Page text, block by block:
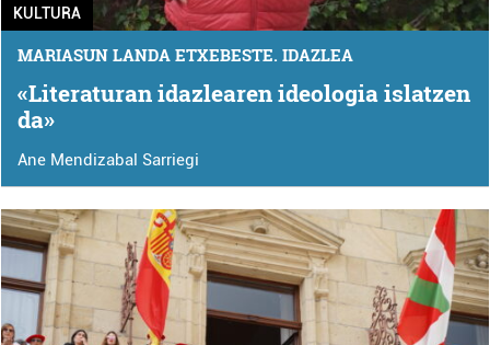
KULTURA
MARIASUN LANDA ETXEBESTE. IDAZLEA
«Literaturan idazlearen ideologia islatzen
da»
Ane Mendizabal Sarriegi